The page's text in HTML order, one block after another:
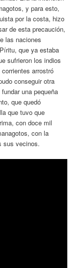
y para esto,
por la costa, hizo
de esta precaución,
las naciones
que ya estaba
sufrieron los indios
arrostró
conseguir otra
una pequeña
que quedó
que tuvo que
con doce mil
con la
sus vecinos.